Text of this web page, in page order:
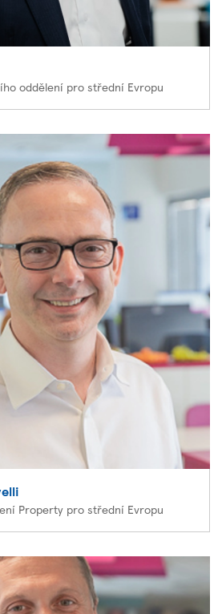
oddělení pro střední Evropu
Property pro střední Evropu